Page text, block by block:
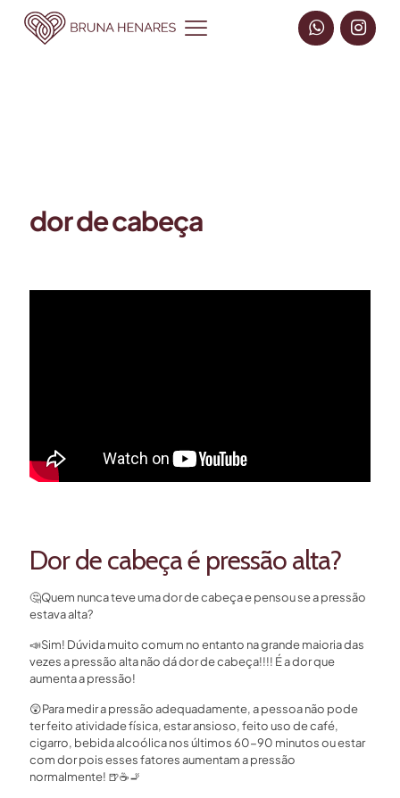
dor de cabeça
Dor de cabeça é pressão alta?
🤔Quem nunca teve uma dor de cabeça e pensou se a pressão
estava alta?
📣Sim! Dúvida muito comum no entanto na grande maioria das
vezes a pressão alta não dá dor de cabeça!!!! É a dor que
aumenta a pressão!
😲Para medir a pressão adequadamente, a pessoa não pode
ter feito atividade física, estar ansioso, feito uso de café,
cigarro, bebida alcoólica nos últimos 60-90 minutos ou estar
com dor pois esses fatores aumentam a pressão
normalmente! 🍺☕🚬